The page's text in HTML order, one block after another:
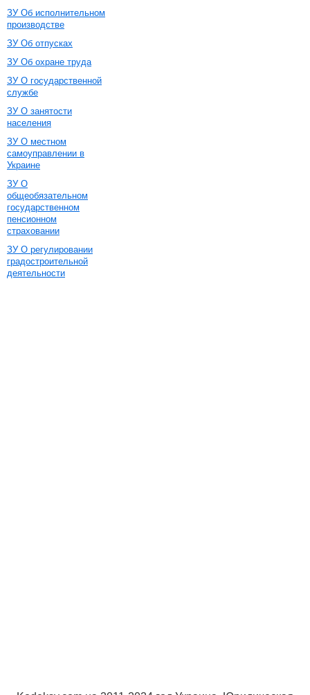
ЗУ Об исполнительном
производстве
ЗУ Об отпусках
ЗУ Об охране труда
ЗУ О государственной
службе
ЗУ О занятости
населения
ЗУ О местном
самоуправлении в
Украине
ЗУ О
общеобязательном
государственном
пенсионном
страховании
ЗУ О регулировании
градостроительной
деятельности